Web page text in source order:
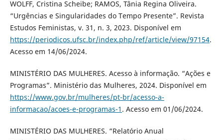
WOLFF, Cristina Scheibe; RAMOS, Tânia Regina Oliveira.
“Urgências e Singularidades do Tempo Presente”. Revista
Estudos Feministas, v. 31, n. 3, 2023. Disponível em
https://periodicos.ufsc.br/index.php/ref/article/view/97154.
Acesso em 14/06/2024.
MINISTÉRIO DAS MULHERES. Acesso à informação. “Ações e
Programas”. Ministério das Mulheres, 2024. Disponível em
https://www.gov.br/mulheres/pt-br/acesso-a-
informacao/acoes-e-programas-1 . Acesso em 01/06/2024.
MINISTÉRIO DAS MULHERES. “Relatório Anual